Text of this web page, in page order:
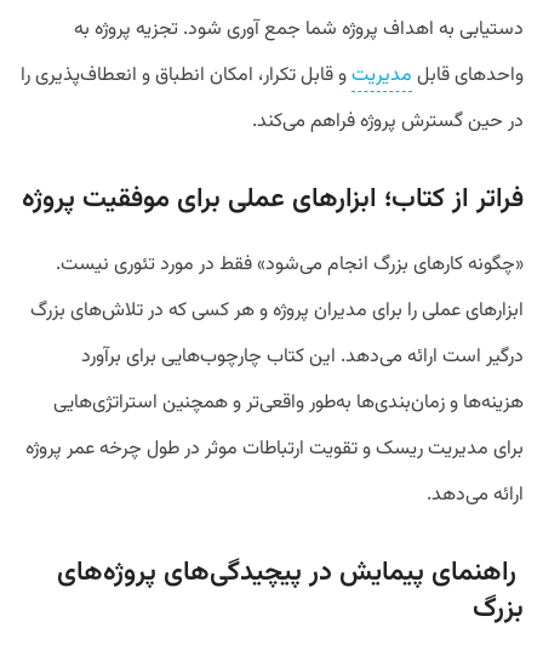
دستیابی به اهداف پروژه شما جمع آوری شود. تجزیه پروژه به
واحدهای قابل مدیریتو قابل تکرار، امکان انطباق و انعطاف‌پذیری را
در حین گسترش پروژه فراهم می‌کند.
فراتر از کتاب؛ ابزارهای عملی برای موفقیت پروژه
«چگونه کارهای بزرگ انجام می‌شود» فقط در مورد تئوری نیست.
ابزارهای عملی را برای مدیران پروژه و هر کسی که در تلاش‌های بزرگ
درگیر است ارائه می‌دهد. این کتاب چارچوب‌هایی برای برآورد
هزینه‌ها و زمان‌بندی‌ها به‌طور واقعی‌تر و همچنین استراتژی‌هایی
برای مدیریت ریسک و تقویت ارتباطات موثر در طول چرخه عمر پروژه
ارائه می‌دهد.
راهنمای پیمایش در پیچیدگی‌های پروژه‌های
بزرگ